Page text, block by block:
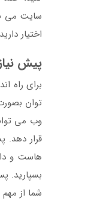
سایت می
اختیار
پیش
برای راه
توان
وب می
قرار دهد.
هاست و
بسپارید.
شما از